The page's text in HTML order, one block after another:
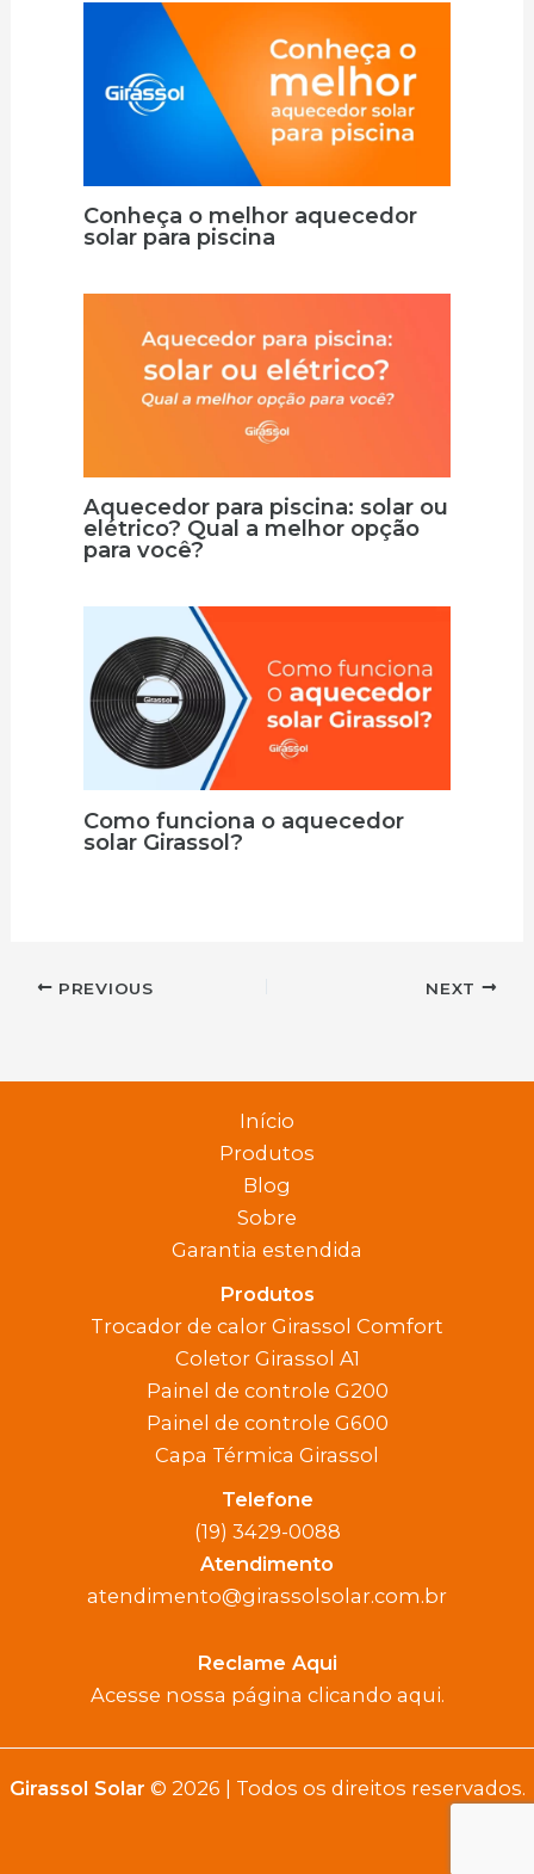
Conheça o melhor aquecedor
solar para piscina
Aquecedor para piscina: solar ou
elétrico? Qual a melhor opção
para você?
Como funciona o aquecedor
solar Girassol?
PREVIOUS NEXT
Início
Produtos
Blog
Sobre
Garantia estendida
Produtos
Trocador de calor Girassol Comfort
Coletor Girassol A1
Painel de controle G200
Painel de controle G600
Capa Térmica Girassol
Telefone
(19) 3429-0088
Atendimento
atendimento@girassolsolar.com.br
Reclame Aqui
Acesse nossa página clicando aqui.
Girassol Solar © 2026 | Todos os direitos reservados.